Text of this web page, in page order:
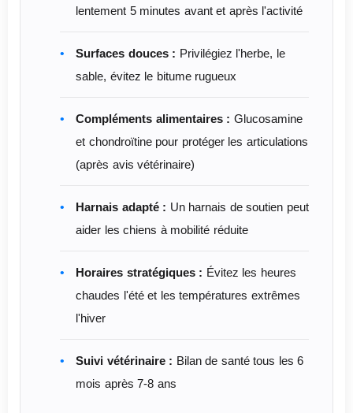
lentement 5 minutes avant et après l'activité
Surfaces douces : Privilégiez l'herbe, le
sable, évitez le bitume rugueux
Compléments alimentaires : Glucosamine
et chondroïtine pour protéger les articulations
(après avis vétérinaire)
Harnais adapté : Un harnais de soutien peut
aider les chiens à mobilité réduite
Horaires stratégiques : Évitez les heures
chaudes l'été et les températures extrêmes
l'hiver
Suivi vétérinaire : Bilan de santé tous les 6
mois après 7-8 ans